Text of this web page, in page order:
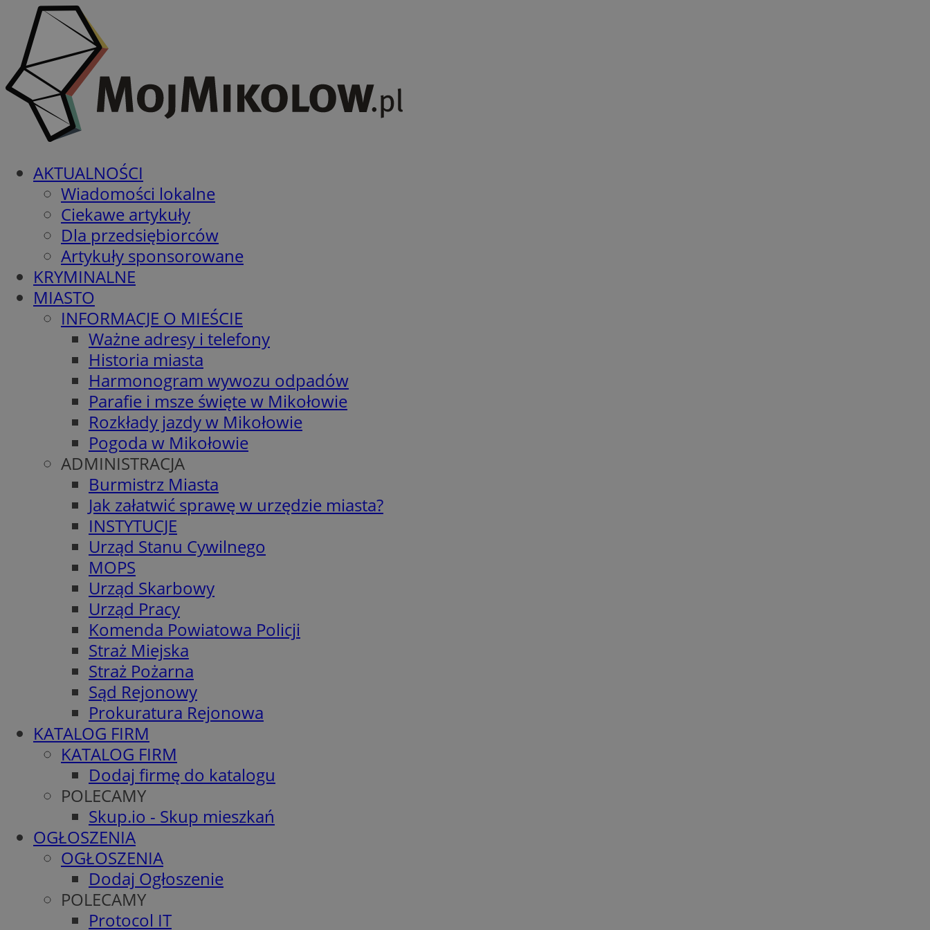
AKTUALNOŚCI
Wiadomości lokalne
Ciekawe artykuły
Dla przedsiębiorców
Artykuły sponsorowane
KRYMINALNE
MIASTO
INFORMACJE O MIEŚCIE
Ważne adresy i telefony
Historia miasta
Harmonogram wywozu odpadów
Parafie i msze święte w Mikołowie
Rozkłady jazdy w Mikołowie
Pogoda w Mikołowie
ADMINISTRACJA
Burmistrz Miasta
Jak załatwić sprawę w urzędzie miasta?
INSTYTUCJE
Urząd Stanu Cywilnego
MOPS
Urząd Skarbowy
Urząd Pracy
Komenda Powiatowa Policji
Straż Miejska
Straż Pożarna
Sąd Rejonowy
Prokuratura Rejonowa
KATALOG FIRM
KATALOG FIRM
Dodaj firmę do katalogu
POLECAMY
Skup.io - Skup mieszkań
OGŁOSZENIA
OGŁOSZENIA
Dodaj Ogłoszenie
POLECAMY
Protocol IT